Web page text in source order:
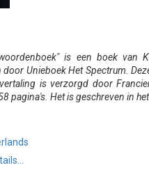
is een boek van
door Unieboek Het Spectrum.
is verzorgd door
pagina's. Het is geschreven in